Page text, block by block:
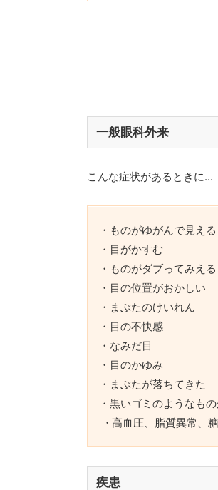
一般眼科外来
こんな症状があるときに...
・ものがゆがんで見える
・目がかすむ
・ものがダブってみえる
・目の位置がおかしい
・まぶたのけいれん
・目の不快感
・なみだ目
・目のかゆみ
・まぶたが落ちてきた
・黒いゴミのようなも
高血圧、脂質異常、
疾患